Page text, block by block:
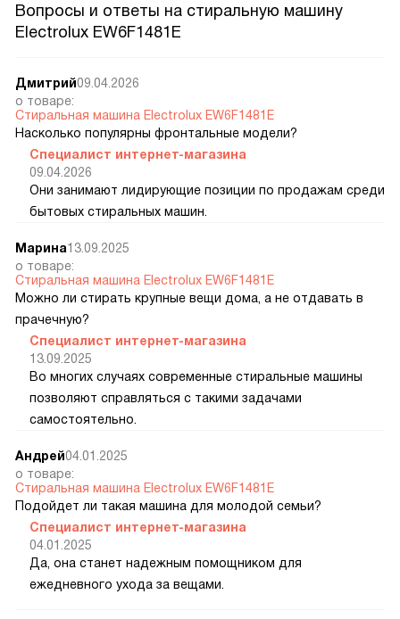
Вопросы и ответы на стиральную машину
Electrolux EW6F1481E
Дмитрий09.04.2026
о товаре:
Стиральная машина Electrolux EW6F1481E
Насколько популярны фронтальные модели?
Специалист интернет-магазина
09.04.2026
Они занимают лидирующие позиции по продажам среди
бытовых стиральных машин.
Марина13.09.2025
о товаре:
Стиральная машина Electrolux EW6F1481E
Можно ли стирать крупные вещи дома, а не отдавать в
прачечную?
Специалист интернет-магазина
13.09.2025
Во многих случаях современные стиральные машины
позволяют справляться с такими задачами
самостоятельно.
Андрей04.01.2025
о товаре:
Стиральная машина Electrolux EW6F1481E
Подойдет ли такая машина для молодой семьи?
Специалист интернет-магазина
04.01.2025
Да, она станет надежным помощником для
ежедневного ухода за вещами.